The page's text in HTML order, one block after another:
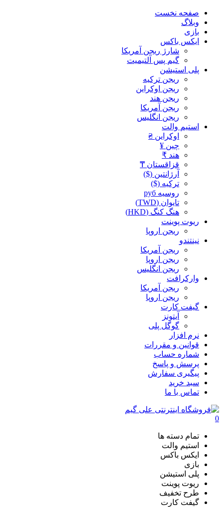
صفحه نخست
وبلاگ
بازی
ایکس باکس
شارژ ریجن آمریکا
گیم پس آلتیمیت
پلی استیشن
ریجن ترکیه
ریجن اوکراین
ریجن هند
ریجن آمریکا
ریجن انگلیس
استیم والت
اوکراین ₴
چین ¥
هند ₹
قزاقستان ₸
آرژانتین ($)
ترکیه ($)
روسیه руб
تایوان (TWD)
هنگ کنگ (HKD)
ریوت پوینت
ریجن اروپا
نینتندو
ریجن آمریکا
ریجن اروپا
ریجن انگلیس
وارکرافت
ریجن آمریکا
ریجن اروپا
گیفت کارت
آیتونز
گوگل پلی
نرم افزار
قوانین و مقررات
شماره حساب
پرسش و پاسخ
پیگیری سفارش
سبد خرید
تماس با ما
0
تمام دسته ها
استیم والت
ایکس باکس
بازی
پلی استیشن
ریوت پوینت
طرح تخفیف
گیفت کارت